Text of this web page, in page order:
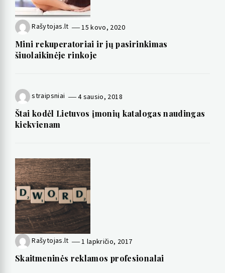
Rašytojas.lt 15 kovo, 2020
Mini rekuperatoriai ir jų pasirinkimas
šiuolaikinėje rinkoje
straipsniai 4 sausio, 2018
Štai kodėl Lietuvos įmonių katalogas naudingas
kiekvienam
Rašytojas.lt 1 lapkričio, 2017
Skaitmeninės reklamos profesionalai